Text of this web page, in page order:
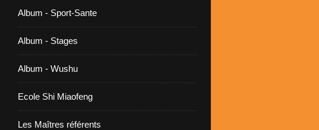
Album - Sport-Sante
Album - Stages
Album - Wushu
Ecole Shi Miaofeng
Les Maîtres référents